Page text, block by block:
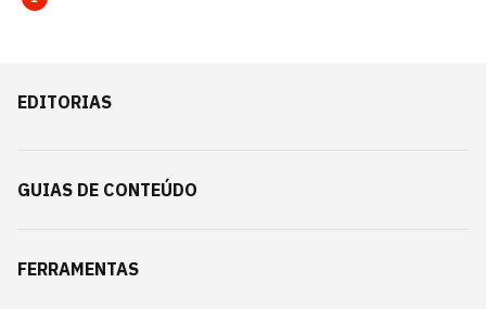
EDITORIAS
GUIAS DE CONTEÚDO
FERRAMENTAS